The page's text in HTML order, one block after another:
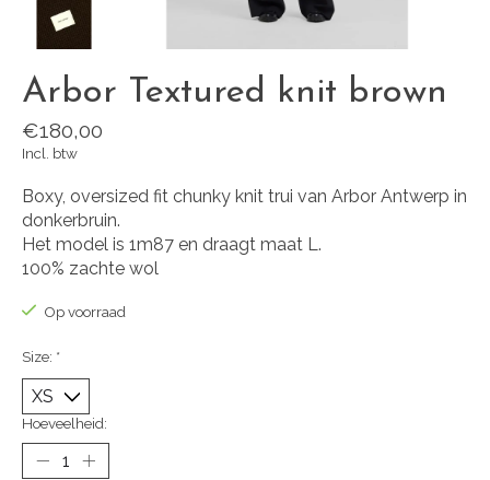
Arbor Textured knit brown
€180,00
Incl. btw
Boxy, oversized fit chunky knit trui van Arbor Antwerp in
donkerbruin.
Het model is 1m87 en draagt maat L.
100% zachte wol
Op voorraad
Size: *
Hoeveelheid: